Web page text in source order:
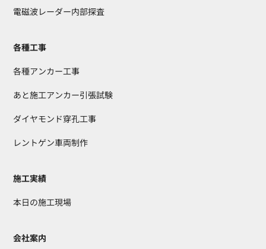
電磁波レーダー内部探査
各種工事
各種アンカー工事
あと施工アンカー引張試験
ダイヤモンド穿孔工事
レントゲン車両制作
施工実績
本日の施工現場
会社案内